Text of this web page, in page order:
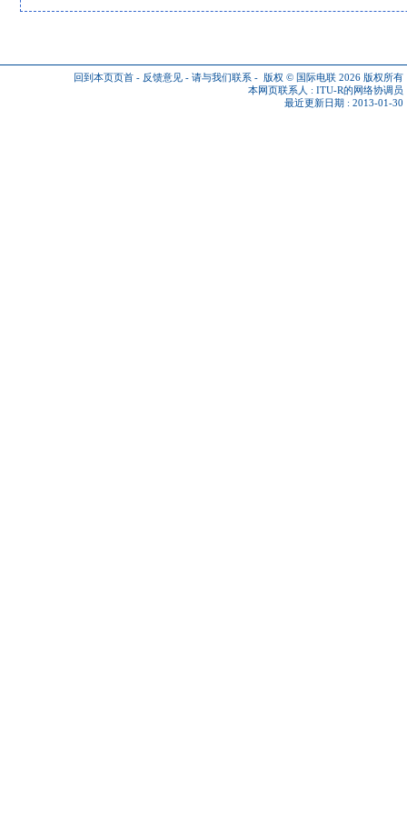
回到本页页首 - 反馈意见 - 请与我们联系 - 版权 © 国际电联 2026 版权所有
本网页联系人 : ITU-R的网络协调员
最近更新日期 : 2013-01-30